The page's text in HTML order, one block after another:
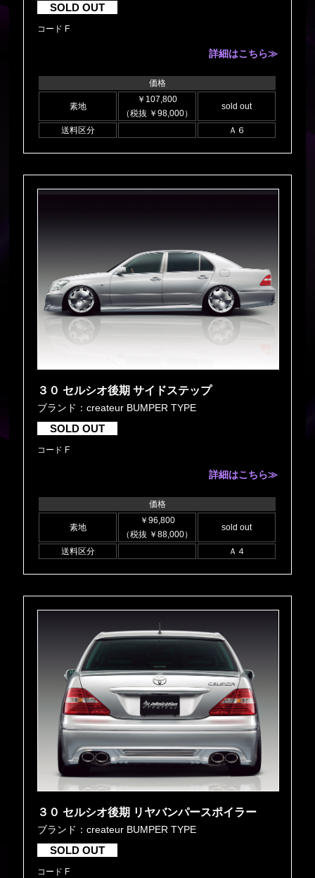
SOLD OUT
コード F
詳細はこちら≫
価格
素地
￥107,800
（税抜 ￥98,000）
sold out
送料区分 Ａ６
３０ セルシオ後期 サイドステップ
ブランド：createur BUMPER TYPE
SOLD OUT
コード F
詳細はこちら≫
価格
素地
￥96,800
（税抜 ￥88,000）
sold out
送料区分 Ａ４
３０ セルシオ後期 リヤバンパースポイラー
ブランド：createur BUMPER TYPE
SOLD OUT
コード F